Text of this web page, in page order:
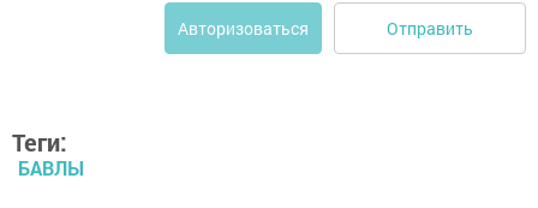
Авторизоваться Отправить
Теги:
БАВЛЫ